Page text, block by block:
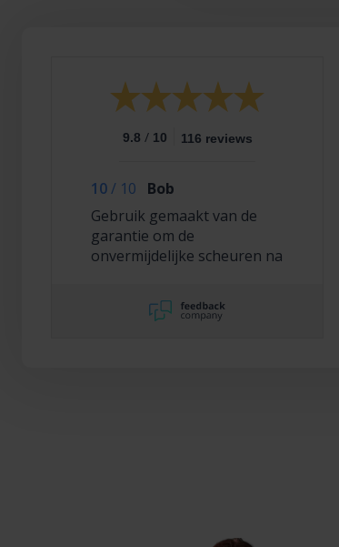
9.8 / 10 116 reviews
10/ 10
Bob
Gebruik gemaakt van de
garantie om de
onvermijdelijke scheuren na
en dat hebben ze super
netjes gedaan!